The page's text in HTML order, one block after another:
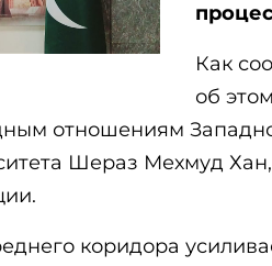
Как
об
отношениям
Шераз Мехмуд
коридора